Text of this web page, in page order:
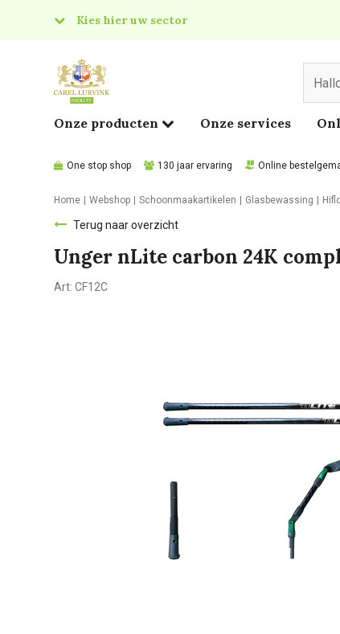
Kies hier uw sector
Food
Onze producten Onze services
One stop shop 130 jaar ervaring Online
Home Webshop Schoonmaakartikelen Glasbewassing
Terug naar overzicht
Unger nLite carbon 24K
Art: CF12C